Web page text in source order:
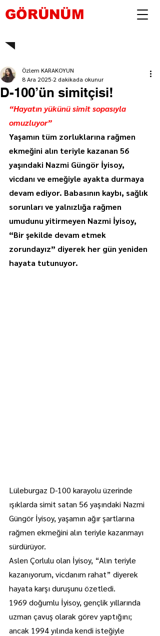
GÖRÜNÜM
D-100’ün simitçisi!
Özlem KARAKOYUN
8 Ara 2025 2 dakikada okunur
“Hayatın yükünü simit sopasıyla
omuzluyor”
Yaşamın tüm zorluklarına rağmen
ekmeğini alın teriyle kazanan 56
yaşındaki Nazmi Güngör İyisoy,
vicdanı ve emeğiyle ayakta durmaya
devam ediyor. Babasının kaybı, sağlık
sorunları ve yalnızlığa rağmen
umudunu yitirmeyen Nazmi İyisoy,
“Bir şekilde devam etmek
zorundayız” diyerek her gün yeniden
hayata tutunuyor.
Lüleburgaz D-100 karayolu üzerinde
ışıklarda simit satan 56 yaşındaki Nazmi
Güngör İyisoy, yaşamın ağır şartlarına
rağmen ekmeğini alın teriyle kazanmayı
sürdürüyor.
Aslen Çorlulu olan İyisoy, “Alın teriyle
kazanıyorum, vicdanım rahat” diyerek
hayata karşı duruşunu özetledi.
1969 doğumlu İyisoy, gençlik yıllarında
uzman çavuş olarak görev yaptığını;
ancak 1994 yılında kendi isteğiyle